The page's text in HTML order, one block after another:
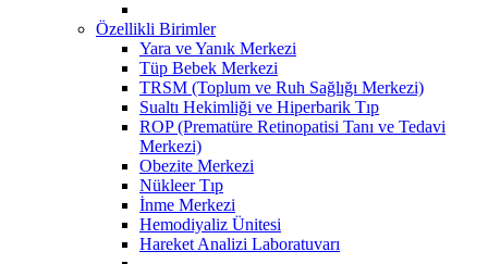
Özellikli Birimler
Yara ve Yanık Merkezi
Tüp Bebek Merkezi
TRSM (Toplum ve Ruh Sağlığı Merkezi)
Sualtı Hekimliği ve Hiperbarik Tıp
ROP (Prematüre Retinopatisi Tanı ve Tedavi
Merkezi)
Obezite Merkezi
Nükleer Tıp
İnme Merkezi
Hemodiyaliz Ünitesi
Hareket Analizi Laboratuvarı